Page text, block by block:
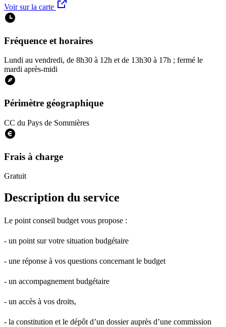
Voir sur la carte
Fréquence et horaires
Lundi au vendredi, de 8h30 à 12h et de 13h30 à 17h ; fermé le
mardi après-midi
Périmètre géographique
CC du Pays de Sommières
Frais à charge
Gratuit
Description du service
Le point conseil budget vous propose :
- un point sur votre situation budgétaire
- une réponse à vos questions concernant le budget
- un accompagnement budgétaire
- un accès à vos droits,
- la constitution et le dépôt d’un dossier auprès d’une commission